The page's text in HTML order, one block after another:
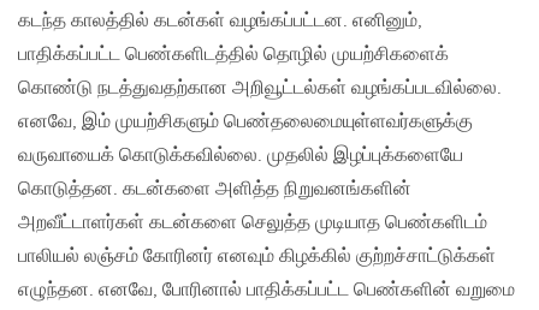
கடந்த காலத்தில் கடன்கள் வழங்கப்பட்டன. எனினும்,
பாதிக்கப்பட்ட பெண்களிடத்தில் தொழில் முயற்சிகளைக்
கொண்டு நடத்துவதற்கான அறிவூட்டல்கள் வழங்கப்படவில்லை.
எனவே, இம் முயற்சிகளும் பெண்தலைமையுள்ளவர்களுக்கு
வருவாயைக் கொடுக்கவில்லை. முதலில் இழப்புக்களையே
கொடுத்தன. கடன்களை அளித்த நிறுவனங்களின்
அறவீட்டாளர்கள் கடன்களை செலுத்த முடியாத பெண்களிடம்
பாலியல் லஞ்சம் கோரினர் எனவும் கிழக்கில் குற்றச்சாட்டுக்கள்
எழுந்தன. எனவே, போரினால் பாதிக்கப்பட்ட பெண்களின் வறுமை